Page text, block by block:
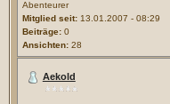
Abenteurer
Mitglied seit:13.01.2007 - 08:29
Beiträge:0
Ansichten:28
Aekold